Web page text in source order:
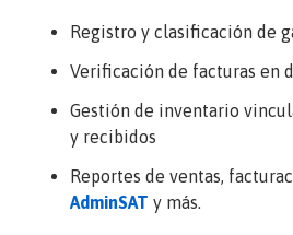
Registro y clasificación de
Verificación de facturas en
Gestión de inventario
y recibidos
Reportes de ventas,
AdminSAT y más.